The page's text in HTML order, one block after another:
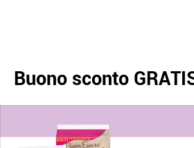
Buono sconto